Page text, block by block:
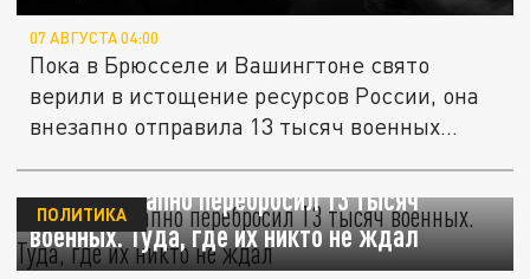
07 АВГУСТА 04:00
Пока в Брюсселе и Вашингтоне свято
верили в истощение ресурсов России, она
внезапно отправила 13 тысяч военных...
Путин внезапно перебросил 13 тысяч
военных. Туда, где их никто не ждал
ПОЛИТИКА